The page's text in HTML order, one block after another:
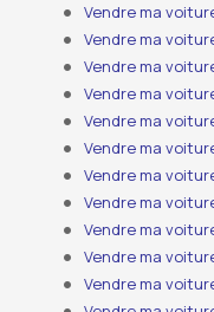
Vendre ma
Vendre ma
Vendre ma
Vendre ma
Vendre ma
Vendre ma
Vendre ma
Vendre ma
Vendre ma
Vendre ma
Vendre ma